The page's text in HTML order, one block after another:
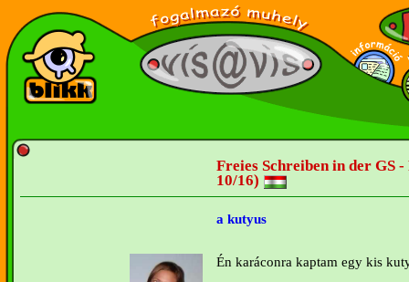
Freies Schreiben in der GS
10/16)
a kutyus
Én karáconra kaptam egy kis